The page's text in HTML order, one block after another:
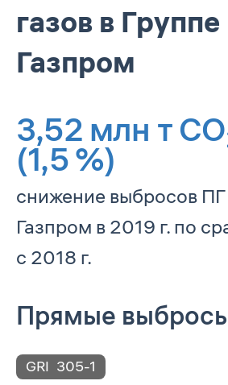
газов в Группе
Газпром
3,52 млн т СО
(1,5 %)
снижение выбросов ПГ
Газпром в 2019 г. по
с 2018 г.
Прямые
GRI 305-1